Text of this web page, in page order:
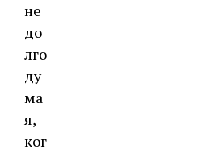
не
до
лго
ду
ма
я,
ког